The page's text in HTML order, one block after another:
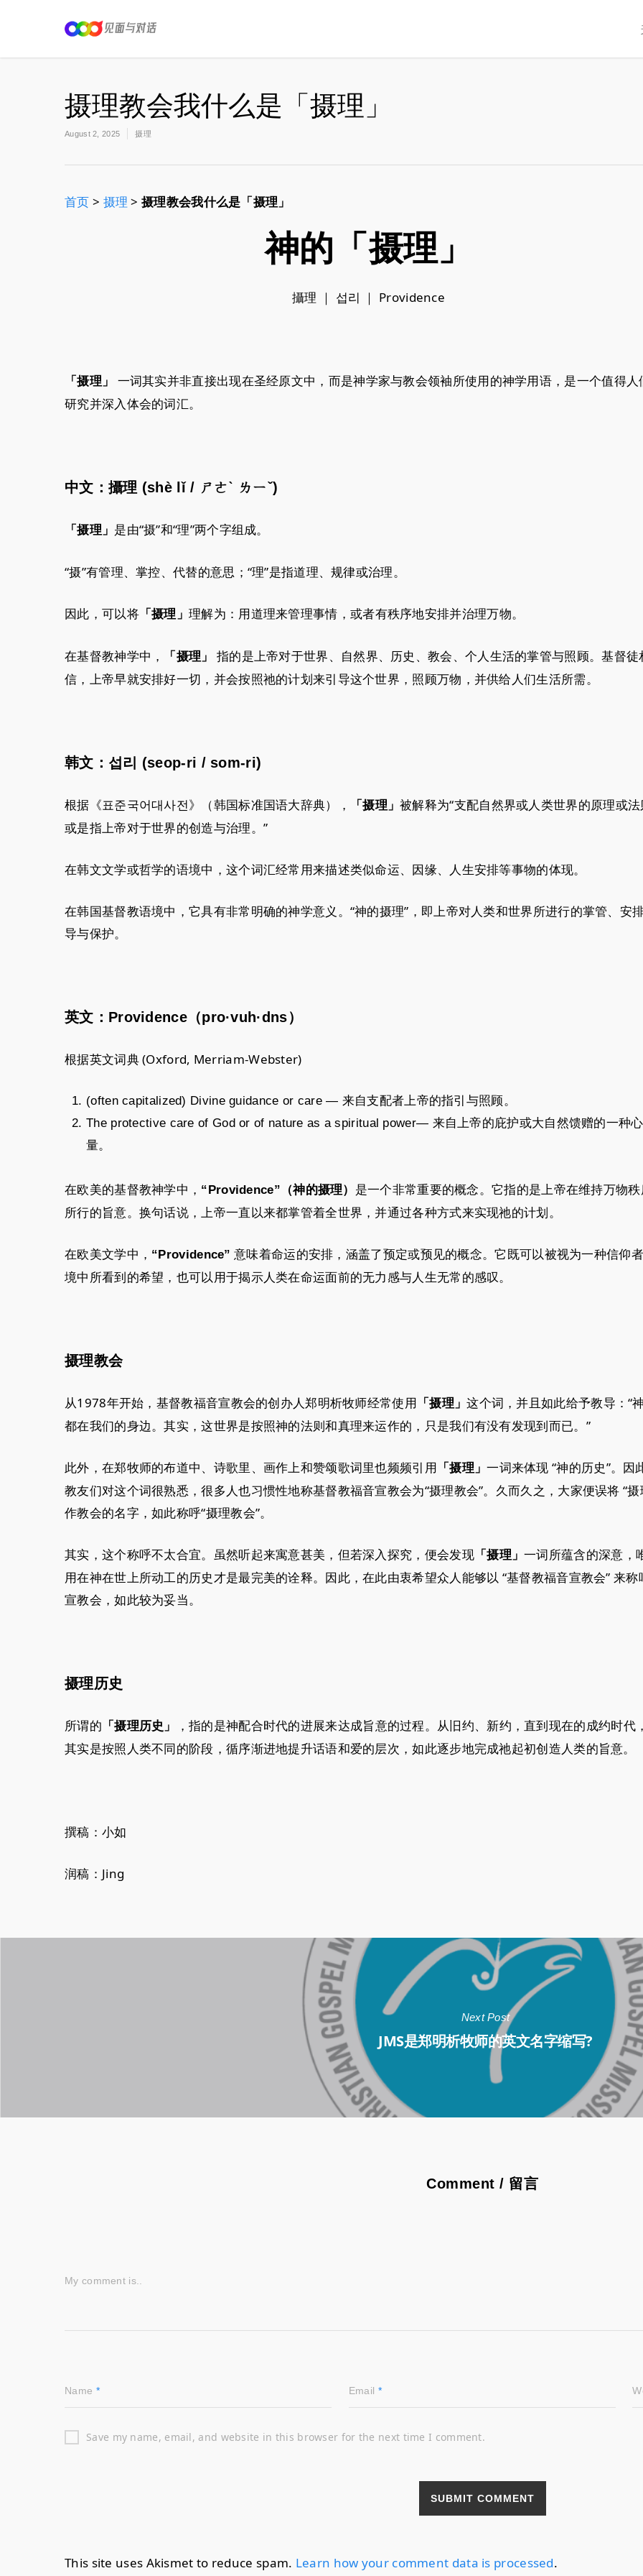
摄理教会我什么是「摄理」
August 2, 2025 摄理
首页 > 摄理 >摄理教会我什么是「摄理」
神的「摄理」
攝理 ｜ 섭리 ｜ Providence
「摄理」
一词其实并非直接出现在圣经原文中，而是神学家与教会领袖所使用的神学用语，是一个值得人
研究并深入体会的词汇。
中文：攝理 (shè lǐ / ㄕㄜˋ ㄌㄧˇ)
「摄理」 是由“摄”和“理”两个字组成。
“摄”有管理、掌控、代替的意思；“理”是指道理、规律或治理。
因此，可以将「摄理」理解为：用道理来管理事情，或者有秩序地安排并治理万物。
在基督教神学中， 「摄理」
指的是上帝对于世界、自然界、历史、教会、个人生活的掌管与照顾。基督徒
信，上帝早就安排好一切，并会按照祂的计划来引导这个世界，照顾万物，并供给人们生活所需。
韩文：섭리 (seop-ri / som-ri)
根据《표준국어대사전》（韩国标准国语大辞典）， 「摄理」被解释为“支配自然界或人类世界的原理或
或是指上帝对于世界的创造与治理。”
在韩文文学或哲学的语境中，这个词汇经常用来描述类似命运、因缘、人生安排等事物的体现。
在韩国基督教语境中，它具有非常明确的神学意义。“神的摄理”，即上帝对人类和世界所进行的掌管、安
导与保护。
英文：Providence（pro·vuh·dns）
根据英文词典 (Oxford, Merriam-Webster)
(often capitalized) Divine guidance or care — 来自支配者上帝的指引与照顾。
The protective care of God or of nature as a spiritual power— 来自上帝的庇护或大自然馈赠的一种
量。
在欧美的基督教神学中， “Providence”（神的摄理） 是一个非常重要的概念。它指的是上帝在维持万物
所行的旨意。换句话说，上帝一直以来都掌管着全世界，并通过各种方式来实现祂的计划。
在欧美文学中， “Providence” 意味着命运的安排，涵盖了预定或预见的概念。它既可以被视为一种信仰
境中所看到的希望，也可以用于揭示人类在命运面前的无力感与人生无常的感叹。
摄理教会
从1978年开始，基督教福音宣教会的创办人郑明析牧师经常使用 「摄理」这个词，并且如此给予教导：“
都在我们的身边。其实，这世界是按照神的法则和真理来运作的，只是我们有没有发现到而已。”
此外，在郑牧师的布道中、诗歌里、画作上和赞颂歌词里也频频引用 「摄理」一词来体现 “神的历史”。因
教友们对这个词很熟悉，很多人也习惯性地称基督教福音宣教会为“摄理教会”。久而久之，大家便误将 “摄
作教会的名字，如此称呼“摄理教会”。
其实，这个称呼不太合宜。虽然听起来寓意甚美，但若深入探究，便会发现「摄理」一词所蕴含的深意，
用在神在世上所动工的历史才是最完美的诠释。因此，在此由衷希望众人能够以 “基督教福音宣教会” 来称
宣教会，如此较为妥当。
摄理历史
所谓的 「摄理历史」
，指的是神配合时代的进展来达成旨意的过程。从旧约、新约，直到现在的成约时代
其实是按照人类不同的阶段，循序渐进地提升话语和爱的层次，如此逐步地完成祂起初创造人类的旨意。
撰稿：小如
润稿：Jing
Next Post
JMS是郑明析牧师的英文名字缩写?
Comment / 留言
My comment is..
Name * Email *
Save my name, email, and website in this browser for the next time I comment.
This site uses Akismet to reduce spam. Learn how your comment data is processed.